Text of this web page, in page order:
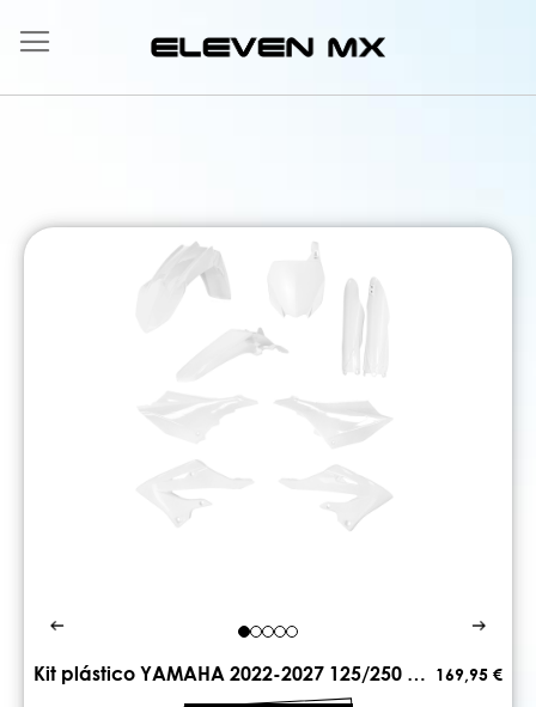
al
contenido
Kit plástico YAMAHA 2022-2027 125/250 YZ ACERBIS 169,95 €